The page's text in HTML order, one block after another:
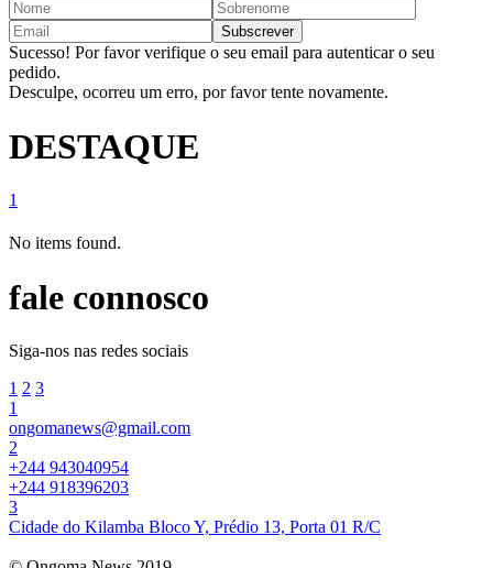
Sucesso! Por favor verifique o seu email para autenticar o seu
pedido.
Desculpe, ocorreu um erro, por favor tente novamente.
DESTAQUE
1
No items found.
fale connosco
Siga-nos nas redes sociais
1 2 3
1
ongomanews@gmail.com
2
+244 943040954
+244 918396203
3
Cidade do Kilamba Bloco Y, Prédio 13, Porta 01 R/C